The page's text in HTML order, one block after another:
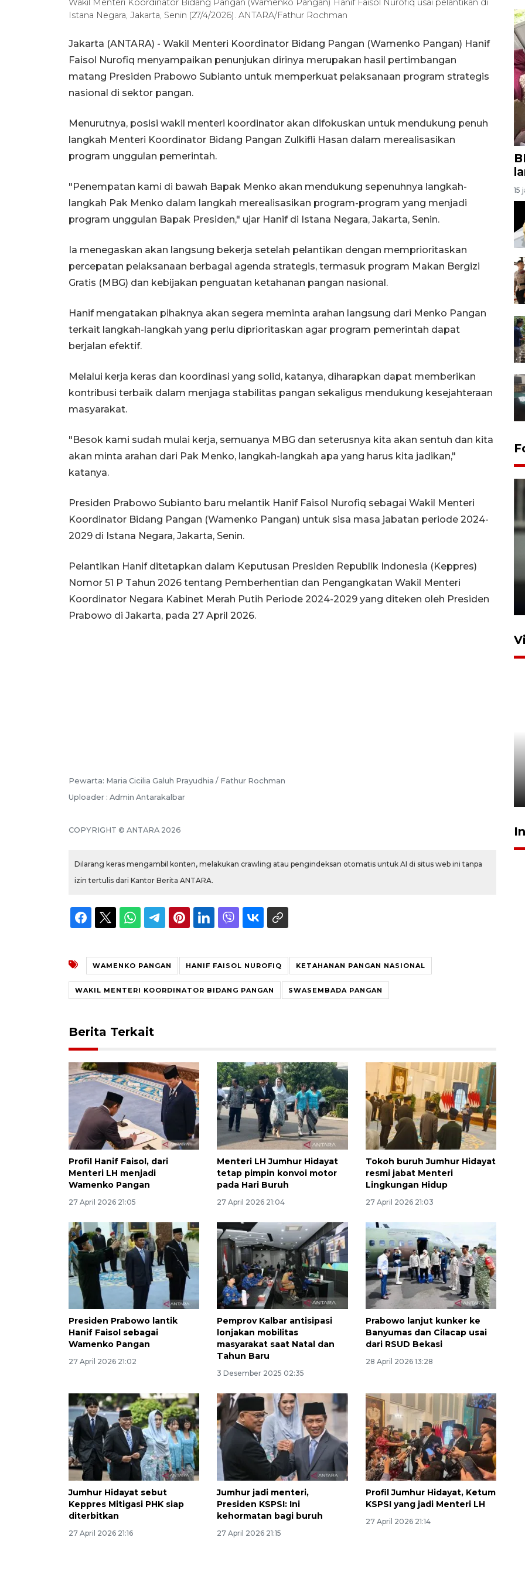
Wakil Menteri Koordinator Bidang Pangan (Wamenko Pangan) Hanif Faisol Nurofiq usai pelantikan di
Istana Negara, Jakarta, Senin (27/4/2026). ANTARA/Fathur Rochman
Jakarta (ANTARA) - Wakil Menteri Koordinator Bidang Pangan (Wamenko Pangan) Hanif
Faisol Nurofiq menyampaikan penunjukan dirinya merupakan hasil pertimbangan
matang Presiden Prabowo Subianto untuk memperkuat pelaksanaan program strategis
nasional di sektor pangan.
Menurutnya, posisi wakil menteri koordinator akan difokuskan untuk mendukung penuh
langkah Menteri Koordinator Bidang Pangan Zulkifli Hasan dalam merealisasikan
program unggulan pemerintah.
"Penempatan kami di bawah Bapak Menko akan mendukung sepenuhnya langkah-
langkah Pak Menko dalam langkah merealisasikan program-program yang menjadi
program unggulan Bapak Presiden," ujar Hanif di Istana Negara, Jakarta, Senin.
Ia menegaskan akan langsung bekerja setelah pelantikan dengan memprioritaskan
percepatan pelaksanaan berbagai agenda strategis, termasuk program Makan Bergizi
Gratis (MBG) dan kebijakan penguatan ketahanan pangan nasional.
Hanif mengatakan pihaknya akan segera meminta arahan langsung dari Menko Pangan
terkait langkah-langkah yang perlu diprioritaskan agar program pemerintah dapat
berjalan efektif.
Melalui kerja keras dan koordinasi yang solid, katanya, diharapkan dapat memberikan
kontribusi terbaik dalam menjaga stabilitas pangan sekaligus mendukung kesejahteraan
masyarakat.
"Besok kami sudah mulai kerja, semuanya MBG dan seterusnya kita akan sentuh dan kita
akan minta arahan dari Pak Menko, langkah-langkah apa yang harus kita jadikan,"
katanya.
Presiden Prabowo Subianto baru melantik Hanif Faisol Nurofiq sebagai Wakil Menteri
Koordinator Bidang Pangan (Wamenko Pangan) untuk sisa masa jabatan periode 2024-
2029 di Istana Negara, Jakarta, Senin.
Pelantikan Hanif ditetapkan dalam Keputusan Presiden Republik Indonesia (Keppres)
Nomor 51 P Tahun 2026 tentang Pemberhentian dan Pengangkatan Wakil Menteri
Koordinator Negara Kabinet Merah Putih Periode 2024-2029 yang diteken oleh Presiden
Prabowo di Jakarta, pada 27 April 2026.
Pewarta: Maria Cicilia Galuh Prayudhia / Fathur Rochman
Uploader : Admin Antarakalbar
COPYRIGHT © ANTARA 2026
Dilarang keras mengambil konten, melakukan crawling atau pengindeksan otomatis untuk AI di situs web ini tanpa
izin tertulis dari Kantor Berita ANTARA.
WAMENKO PANGAN HANIF FAISOL NUROFIQ KETAHANAN PANGAN NASIONAL
WAKIL MENTERI KOORDINATOR BIDANG PANGAN SWASEMBADA PANGAN
Berita Terkait
Profil Hanif Faisol, dari
Menteri LH menjadi
Wamenko Pangan
27 April 2026 21:05
Menteri LH Jumhur Hidayat
tetap pimpin konvoi motor
pada Hari Buruh
27 April 2026 21:04
Tokoh buruh Jumhur Hidayat
resmi jabat Menteri
Lingkungan Hidup
27 April 2026 21:03
Presiden Prabowo lantik
Hanif Faisol sebagai
Wamenko Pangan
27 April 2026 21:02
Pemprov Kalbar antisipasi
lonjakan mobilitas
masyarakat saat Natal dan
Tahun Baru
3 Desember 2025 02:35
Prabowo lanjut kunker ke
Banyumas dan Cilacap usai
dari RSUD Bekasi
28 April 2026 13:28
Jumhur Hidayat sebut
Keppres Mitigasi PHK siap
diterbitkan
27 April 2026 21:16
Jumhur jadi menteri,
Presiden KSPSI: Ini
kehormatan bagi buruh
27 April 2026 21:15
Profil Jumhur Hidayat, Ketum
KSPSI yang jadi Menteri LH
27 April 2026 21:14
15
Karhutla Kalimantan Barat
terluas di Indonesia
22 Juli 2026 10:51
Belanja turis asing beri angin
segar bagi ekonomi
2026-08-05 09:00:00